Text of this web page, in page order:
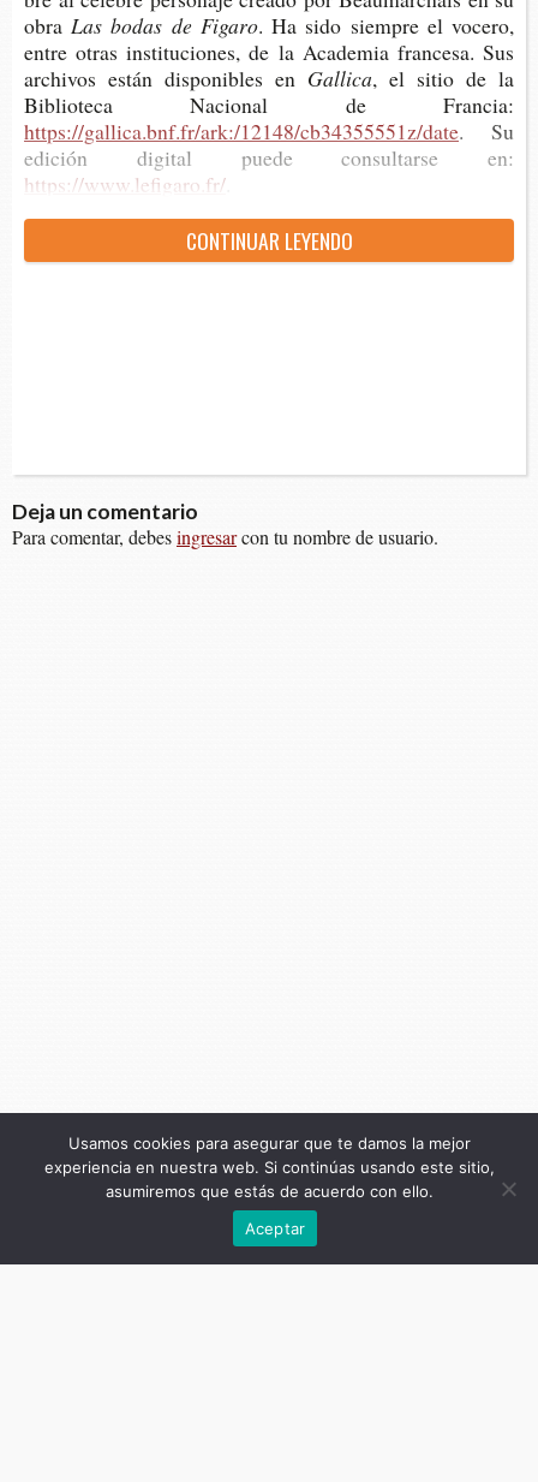
obraLas bodas de Figaro. Ha sido siem­pre el voce­ro,
entre otras ins­ti­tu­cio­nes, de la Aca­de­mia fran­ce­sa. Sus
archi­vos están dis­po­ni­bles en Gallica, el sitio de la
Biblio­te­ca Nacio­nal de Francia:
https://gallica.bnf.fr/ark:/12148/cb34355551z/date. Su
edi­ción digi­tal puede con­sul­tar­se en:
https://www.lefigaro.fr/
CON­TI­NUAR LEYENDO
Deja un comentario
Para comentar, debesingresarcon tu nombre de usuario.
Usamos cookies para asegurar que te damos la mejor
experiencia en nuestra web. Si continúas usando este sitio,
asumiremos que estás de acuerdo con ello.
Aceptar